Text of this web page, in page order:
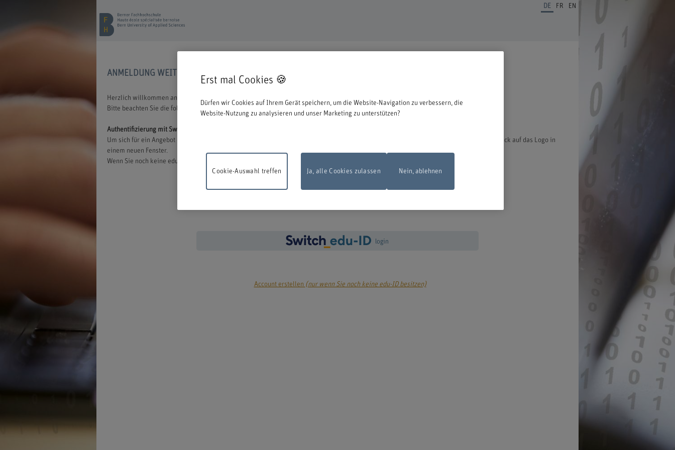
DE FR EN
ANMELDUNG WEITERBILDUNG
Herzlich willkommen an der BFH. Wir freuen uns, dass Sie sich für eine Aus- oder Weiterbildung bei uns entschieden haben.
Bitte beachten Sie die folgenden Informationen zum Start des Anmeldeprozesses:
Authentifizierung mit Switch edu-ID
Um sich für ein Angebot der BFH anmelden zu können, müssen Sie sich mit der edu-ID von Switch anmelden. Das Loginfenster öffnet bei Klick auf das Logo in
einem neuen Fenster.
Wenn Sie noch keine edu-ID besitzen, können Sie diese direkt bei Switch erstellen.
login
Account erstellen (nur wenn Sie noch keine edu-ID besitzen)
Erst mal Cookies 🍪
Dürfen wir Cookies auf Ihrem Gerät speichern, um die Website-Navigation zu verbessern, die
Website-Nutzung zu analysieren und unser Marketing zu unterstützen?
Ja, alle Cookies zulassen
Cookie-Auswahl treffen Nein, ablehnen